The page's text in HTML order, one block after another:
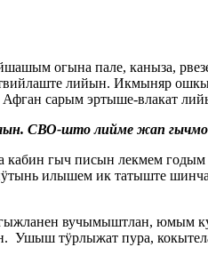
огына пале, каныза,
лийын. Икмыняр
сарым эртыше-влакат
СВО-што лийме жап
гыч писын лекмем
илышем ик татыште
вучымыштлан,
Ушыш тӱрлыжат пура,